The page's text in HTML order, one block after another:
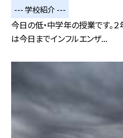
--- 学校紹介 ---
今日の低・中学年の授業です。
は今日までインフルエンザ...